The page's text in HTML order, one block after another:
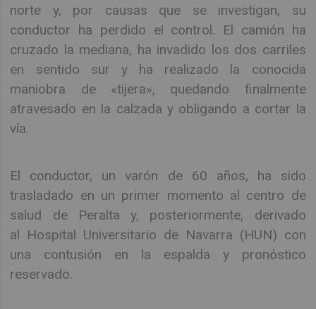
norte y, por causas que se investigan, su
conductor ha perdido el control. El camión ha
cruzado la mediana, ha invadido los dos carriles
en sentido sur y ha realizado la conocida
maniobra de «tijera», quedando finalmente
atravesado en la calzada y obligando a cortar la
vía.
El conductor, un varón de 60 años, ha sido
trasladado en un primer momento al centro de
salud de Peralta y, posteriormente, derivado
al Hospital Universitario de Navarra (HUN) con
una contusión en la espalda y pronóstico
reservado.